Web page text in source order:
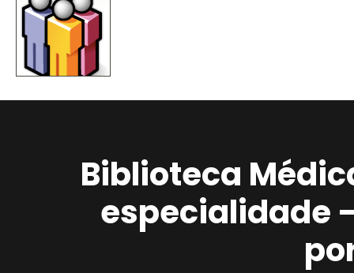
Biblioteca
especialidade